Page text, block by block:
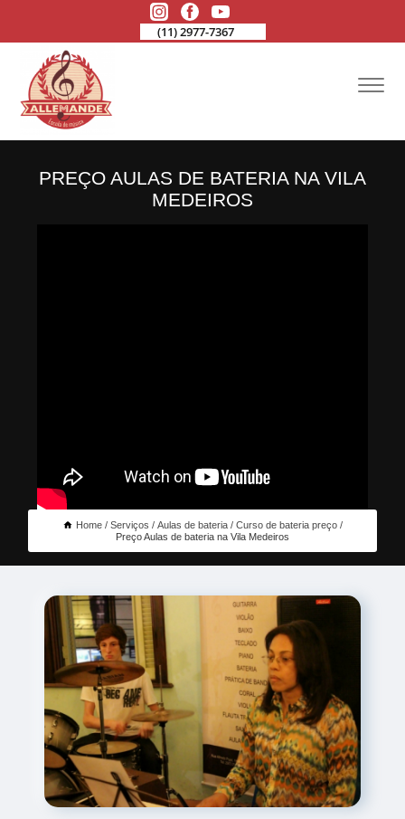
(11) 2977-7367
PREÇO AULAS DE BATERIA NA VILA
MEDEIROS
Home Serviços Aulas de bateria
Curso de bateria preço
Preço Aulas de bateria na Vila Medeiros